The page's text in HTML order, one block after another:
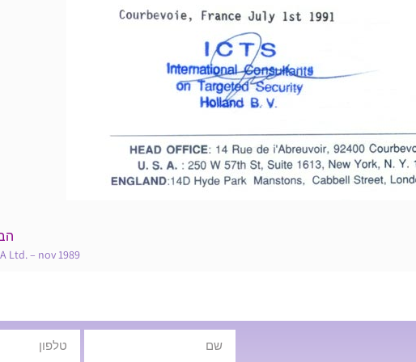
Ltd. – nov 1989